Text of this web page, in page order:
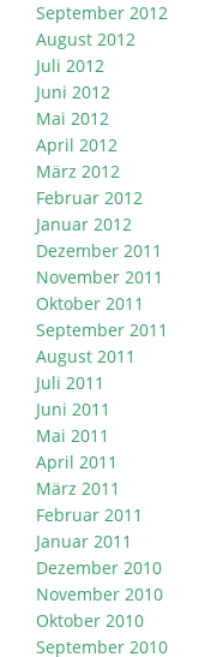
September 2012
August 2012
Juli 2012
Juni 2012
Mai 2012
April 2012
März 2012
Februar 2012
Januar 2012
Dezember 2011
November 2011
Oktober 2011
September 2011
August 2011
Juli 2011
Juni 2011
Mai 2011
April 2011
März 2011
Februar 2011
Januar 2011
Dezember 2010
November 2010
Oktober 2010
September 2010